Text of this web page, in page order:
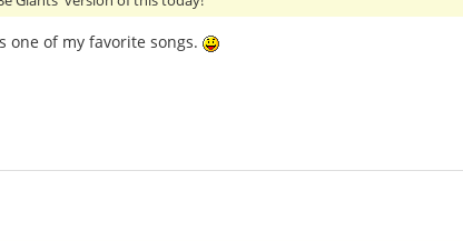
one of my favorite songs.